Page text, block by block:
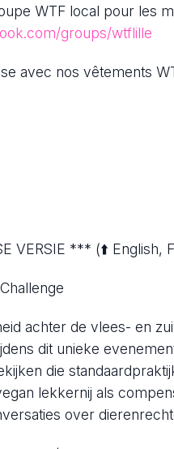
WTF local pour les
groups/wtflille
avec nos vêtements
VERSIE *** (⬆️ English,
achter de vlees- en
dit unieke
die
lekkernij als
over